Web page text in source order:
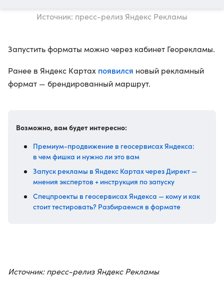
Источник: пресс-релиз Яндекс Рекламы
Запустить форматы можно через кабинет Георекламы.
Ранее в Яндекс Картах появился новый рекламный
формат — брендированный маршрут.
Возможно, вам будет интересно:
Премиум-продвижение в геосервисах Яндекса:
в чем фишка и нужно ли это вам
Запуск рекламы в Яндекс Картах через Директ —
мнения экспертов + инструкция по запуску
Спецпроекты в геосервисах Яндекса — кому и как
стоит тестировать? Разбираемся в формате
Источник: пресс-релиз Яндекс Рекламы